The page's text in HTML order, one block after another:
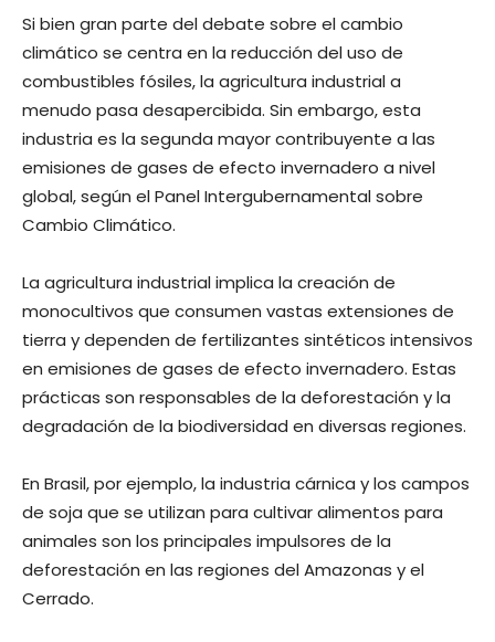
Si bien gran parte del debate sobre el cambio
climático se centra en la reducción del uso de
combustibles fósiles, la agricultura industrial a
menudo pasa desapercibida. Sin embargo, esta
industria es la segunda mayor contribuyente a las
emisiones de gases de efecto invernadero a nivel
global, según el Panel Intergubernamental sobre
Cambio Climático.
La agricultura industrial implica la creación de
monocultivos que consumen vastas extensiones de
tierra y dependen de fertilizantes sintéticos intensivos
en emisiones de gases de efecto invernadero. Estas
prácticas son responsables de la deforestación y la
degradación de la biodiversidad en diversas regiones.
En Brasil, por ejemplo, la industria cárnica y los campos
de soja que se utilizan para cultivar alimentos para
animales son los principales impulsores de la
deforestación en las regiones del Amazonas y el
Cerrado.